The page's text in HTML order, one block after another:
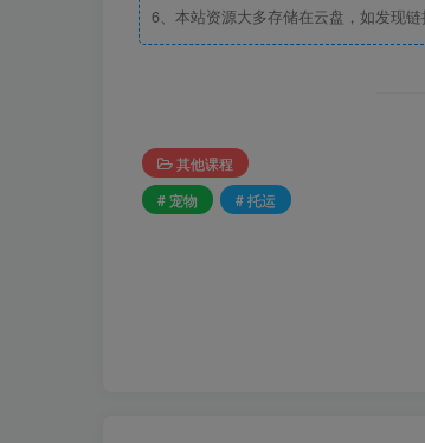
6、本站资源大多存储在云盘，如发现
其他课程
# 宠物
# 托运